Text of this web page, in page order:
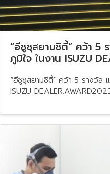
“อีซูซุสยามซิตี้” คว้า 5
ภูมิใจ ในงาน​ ISUZU​
“อีซูซุสยามซิตี้” คว้า 5 รางวัล
ISUZU​